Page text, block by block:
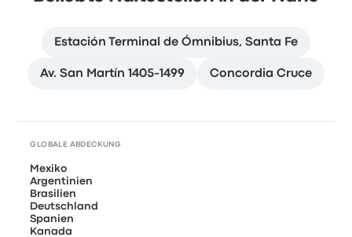
Estación Terminal de Ómnibius, Santa Fe
Av. San Martín 1405-1499 Concordia Cruce
GLOBALE ABDECKUNG
Mexiko
Argentinien
Brasilien
Deutschland
Spanien
Kanada